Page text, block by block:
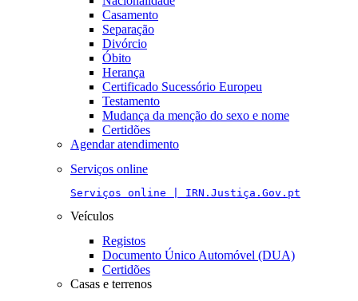
Casamento
Separação
Divórcio
Óbito
Herança
Certificado Sucessório Europeu
Testamento
Mudança da menção do sexo e nome
Certidões
Agendar atendimento
Serviços online
Serviços online | IRN.Justiça.Gov.pt
Veículos
Registos
Documento Único Automóvel (DUA)
Certidões
Casas e terrenos